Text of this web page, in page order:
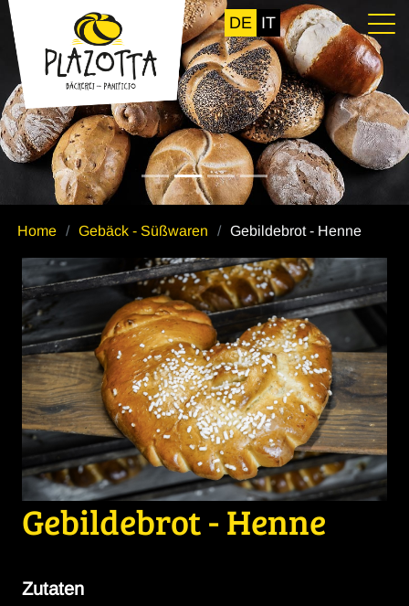
DE IT
Home Gebäck - Süßwaren Gebildebrot - Henne
Gebildebrot - Henne
Zutaten